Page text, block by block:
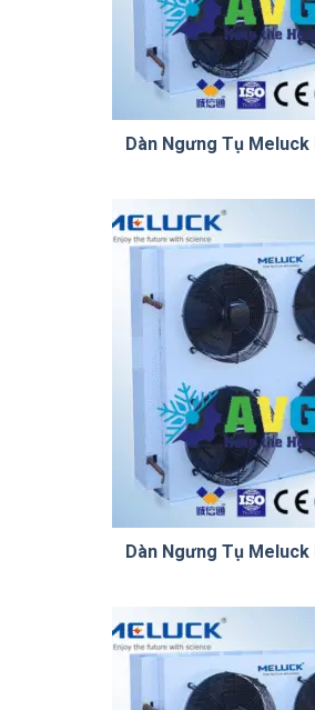
Dàn Ngưng Tụ Meluck
Dàn Ngưng Tụ Meluck